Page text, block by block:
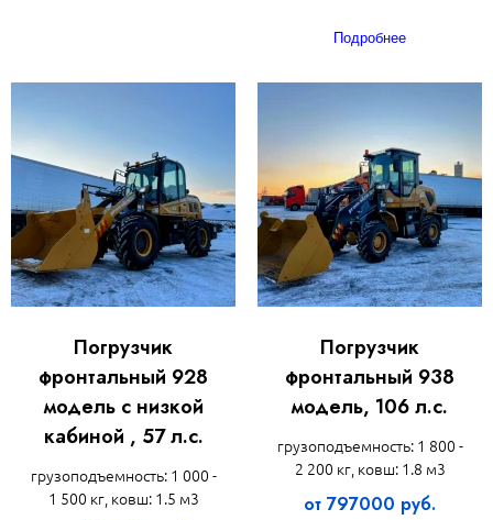
Подробнее
Погрузчик
фронтальный 928
модель с низкой
кабиной , 57 л.с.
грузоподъемность: 1 000 -
1 500 кг, ковш: 1.5 м3
Погрузчик
фронтальный 938
модель, 106 л.с.
грузоподъемность: 1 800 -
2 200 кг, ковш: 1.8 м3
от 797000 руб.